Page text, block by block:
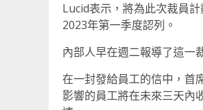
Lucid表示，將為此次裁員
2023年第一季度認列。
內部人早在週二報導了這一
在一封發給員工的信中，首
影響的員工將在未來三天內